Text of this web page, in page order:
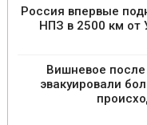
Россия впервые
НПЗ в 2500 км от
Вишневое после
эвакуировали